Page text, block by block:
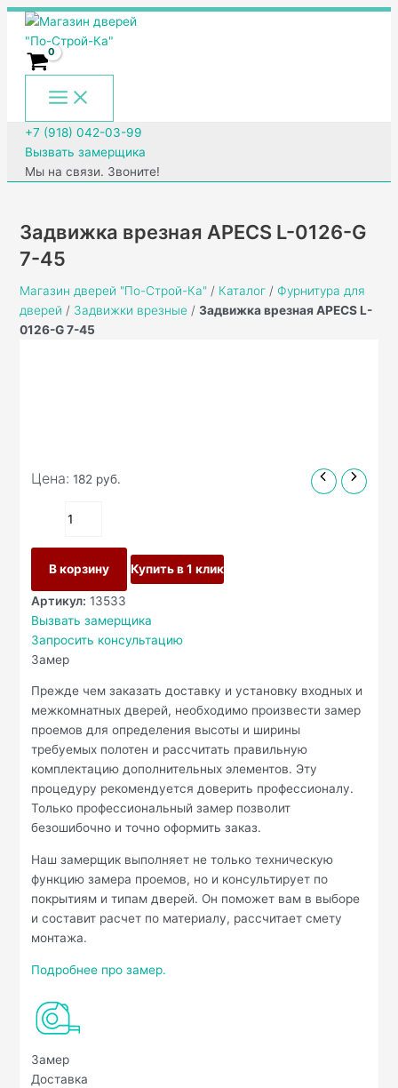
Перейти
содержимому
Main
Menu
+7 (918) 042-03-99
Вызвать замерщика
Мы на связи. Звоните!
Задвижка врезная APECS L-0126-G
7-45
Магазин дверей "По-Строй-Ка"/ Каталог/ Фурнитура для
дверей / Задвижки врезные / Задвижка врезная APECS L-
0126-G 7-45
Цена: 182 руб.
Количество
товара
Задвижка
врезная
0126-
G
7-
45
В корзину Купить в 1 клик
Артикул: 13533
Вызвать замерщика
Запросить консультацию
Замер
Прежде чем заказать доставку и установку входных и
межкомнатных дверей, необходимо произвести замер
проемов для определения высоты и ширины
требуемых полотен и рассчитать правильную
комплектацию дополнительных элементов. Эту
процедуру рекомендуется доверить профессионалу.
Только профессиональный замер позволит
безошибочно и точно оформить заказ.
Наш замерщик выполняет не только техническую
функцию замера проемов, но и консультирует по
покрытиям и типам дверей. Он поможет вам в выборе
и составит расчет по материалу, рассчитает смету
монтажа.
Подробнее про замер.
Замер
Доставка